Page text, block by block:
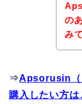
の
み
⇒Apsorusin（
購入したい方は